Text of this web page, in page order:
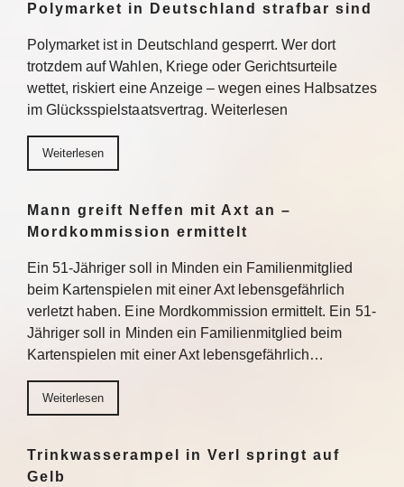
Polymarket in Deutschland strafbar sind
Polymarket ist in Deutschland gesperrt. Wer dort
trotzdem auf Wahlen, Kriege oder Gerichtsurteile
wettet, riskiert eine Anzeige – wegen eines Halbsatzes
im Glücksspielstaatsvertrag. Weiterlesen
Weiterlesen
Mann greift Neffen mit Axt an –
Mordkommission ermittelt
Ein 51-Jähriger soll in Minden ein Familienmitglied
beim Kartenspielen mit einer Axt lebensgefährlich
verletzt haben. Eine Mordkommission ermittelt. Ein 51-
Jähriger soll in Minden ein Familienmitglied beim
Kartenspielen mit einer Axt lebensgefährlich…
Weiterlesen
Trinkwasserampel in Verl springt auf
Gelb